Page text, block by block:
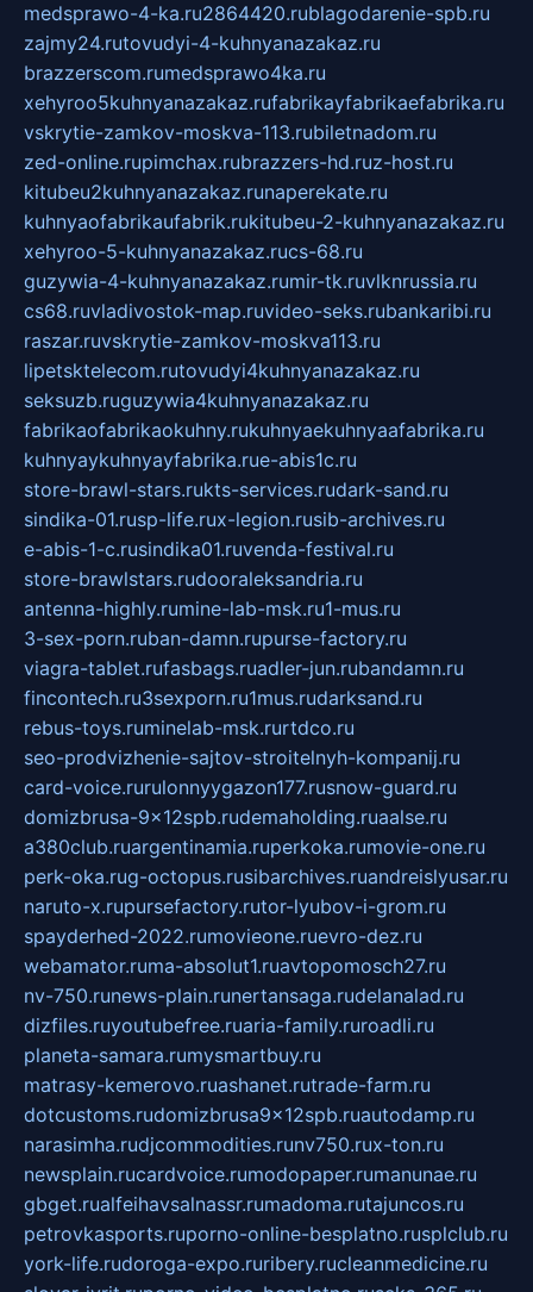
medsprawo-4-ka.ru2864420.rublagodarenie-spb.ru
zajmy24.rutovudyi-4-kuhnyanazakaz.ru
brazzerscom.rumedsprawo4ka.ru
xehyroo5kuhnyanazakaz.rufabrikayfabrikaefabrika.ru
vskrytie-zamkov-moskva-113.rubiletnadom.ru
zed-online.rupimchax.rubrazzers-hd.ruz-host.ru
kitubeu2kuhnyanazakaz.runaperekate.ru
kuhnyaofabrikaufabrik.rukitubeu-2-kuhnyanazakaz.ru
xehyroo-5-kuhnyanazakaz.rucs-68.ru
guzywia-4-kuhnyanazakaz.rumir-tk.ruvlknrussia.ru
cs68.ruvladivostok-map.ruvideo-seks.rubankaribi.ru
raszar.ruvskrytie-zamkov-moskva113.ru
lipetsktelecom.rutovudyi4kuhnyanazakaz.ru
seksuzb.ruguzywia4kuhnyanazakaz.ru
fabrikaofabrikaokuhny.rukuhnyaekuhnyaafabrika.ru
kuhnyaykuhnyayfabrika.rue-abis1c.ru
store-brawl-stars.rukts-services.rudark-sand.ru
sindika-01.rusp-life.rux-legion.rusib-archives.ru
e-abis-1-c.rusindika01.ruvenda-festival.ru
store-brawlstars.rudooraleksandria.ru
antenna-highly.rumine-lab-msk.ru1-mus.ru
3-sex-porn.ruban-damn.rupurse-factory.ru
viagra-tablet.rufasbags.ruadler-jun.rubandamn.ru
fincontech.ru3sexporn.ru1mus.rudarksand.ru
rebus-toys.ruminelab-msk.rurtdco.ru
seo-prodvizhenie-sajtov-stroitelnyh-kompanij.ru
card-voice.rurulonnyygazon177.rusnow-guard.ru
domizbrusa-9x12spb.rudemaholding.ruaalse.ru
a380club.ruargentinamia.ruperkoka.rumovie-one.ru
perk-oka.rug-octopus.rusibarchives.ruandreislyusar.ru
naruto-x.rupursefactory.rutor-lyubov-i-grom.ru
spayderhed-2022.rumovieone.ruevro-dez.ru
webamator.ruma-absolut1.ruavtopomosch27.ru
nv-750.runews-plain.runertansaga.rudelanalad.ru
dizfiles.ruyoutubefree.ruaria-family.ruroadli.ru
planeta-samara.rumysmartbuy.ru
matrasy-kemerovo.ruashanet.rutrade-farm.ru
dotcustoms.rudomizbrusa9x12spb.ruautodamp.ru
narasimha.rudjcommodities.runv750.rux-ton.ru
newsplain.rucardvoice.rumodopaper.rumanunae.ru
gbget.rualfeihavsalnassr.rumadoma.rutajuncos.ru
petrovkasports.ruporno-online-besplatno.rusplclub.ru
york-life.rudoroga-expo.ruribery.rucleanmedicine.ru